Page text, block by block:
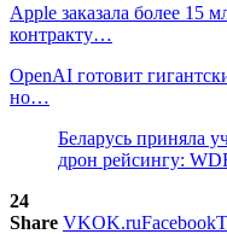
Apple заказала более 15
контракту…
OpenAI готовит
но…
Беларусь приняла
дрон рейсингу:
24
Share VKOK.ruFacebook